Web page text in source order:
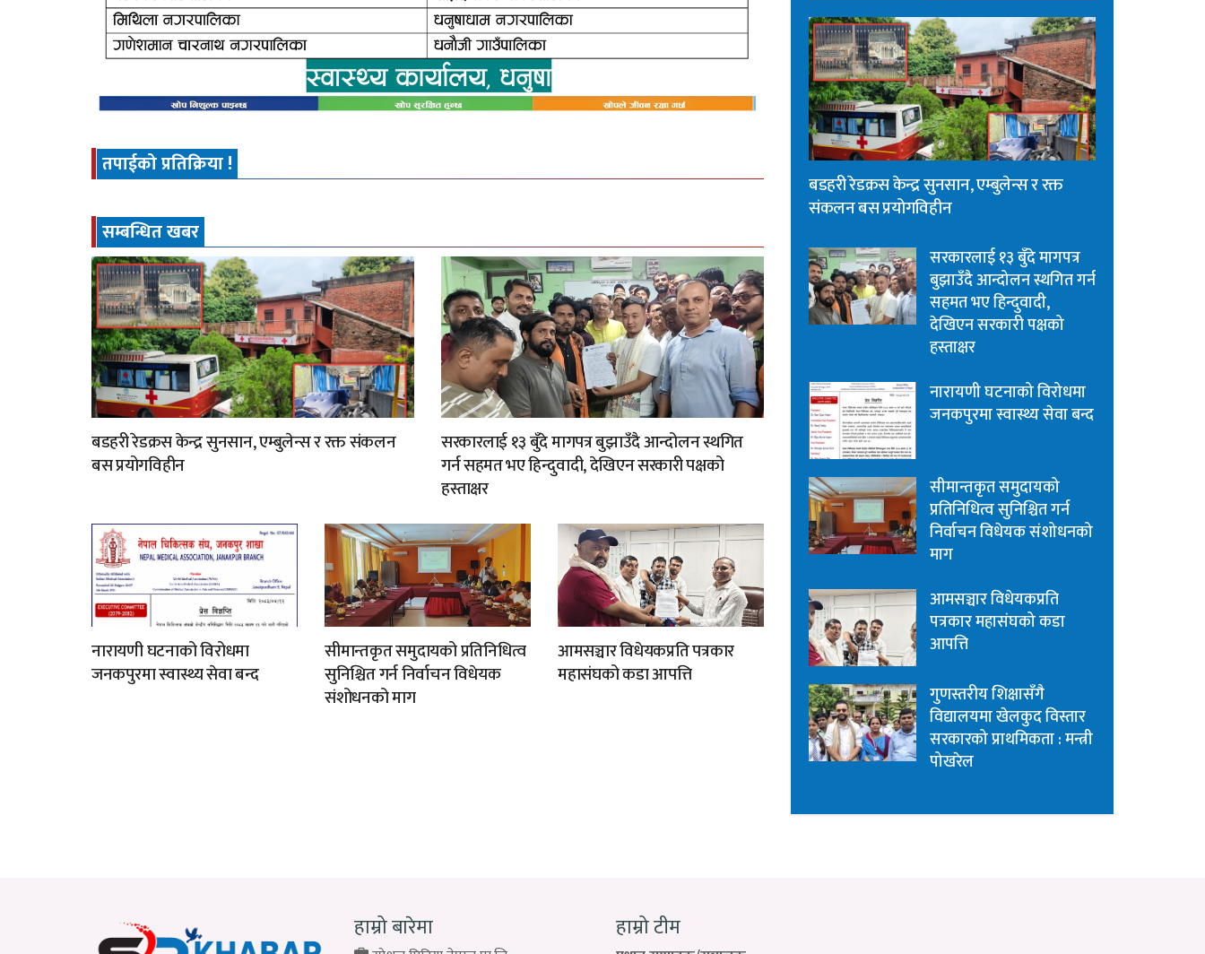
तपाईको प्रतिक्रिया !
सम्बन्धित खबर
बडहरी रेडक्रस केन्द्र सुनसान, एम्बुलेन्स र रक्त संकलन
बस प्रयोगविहीन
सरकारलाई १३ बुँदे मागपत्र बुझाउँदै आन्दोलन स्थगित
गर्न सहमत भए हिन्दुवादी, देखिएन सरकारी पक्षको
हस्ताक्षर
नारायणी घटनाको विरोधमा
जनकपुरमा स्वास्थ्य सेवा बन्द
सीमान्तकृत समुदायको प्रतिनिधित्व
सुनिश्चित गर्न निर्वाचन विधेयक
संशोधनको माग
आमसञ्चार विधेयकप्रति पत्रकार
महासंघको कडा आपत्ति
बडहरी रेडक्रस केन्द्र सुनसान, एम्बुलेन्स र रक्त
संकलन बस प्रयोगविहीन
सरकारलाई १३ बुँदे मागपत्र
बुझाउँदै आन्दोलन स्थगित गर्न
सहमत भए हिन्दुवादी,
देखिएन सरकारी पक्षको
हस्ताक्षर
नारायणी घटनाको विरोधमा
जनकपुरमा स्वास्थ्य सेवा बन्द
सीमान्तकृत समुदायको
प्रतिनिधित्व सुनिश्चित गर्न
निर्वाचन विधेयक संशोधनको
माग
आमसञ्चार विधेयकप्रति
पत्रकार महासंघको कडा
आपत्ति
गुणस्तरीय शिक्षासँगै
विद्यालयमा खेलकुद विस्तार
सरकारको प्राथमिकता : मन्त्री
पोखरेल
हाम्रो बारेमा हाम्रो टीम